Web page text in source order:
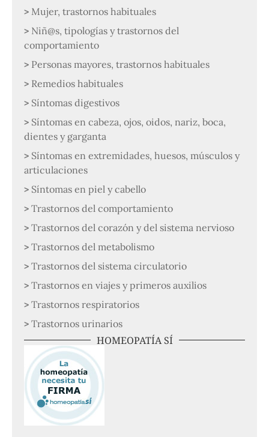
Mujer, trastornos habituales
Niñ@s, tipologías y trastornos del
comportamiento
Personas mayores, trastornos habituales
Remedios habituales
Síntomas digestivos
Síntomas en cabeza, ojos, oidos, nariz, boca,
dientes y garganta
Síntomas en extremidades, huesos, músculos y
articulaciones
Síntomas en piel y cabello
Trastornos del comportamiento
Trastornos del corazón y del sistema nervioso
Trastornos del metabolismo
Trastornos del sistema circulatorio
Trastornos en viajes y primeros auxilios
Trastornos respiratorios
Trastornos urinarios
HOMEOPATÍA SÍ